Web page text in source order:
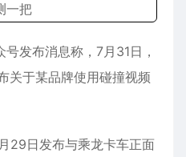
发布消息称，7月31日，
关于某品牌使用碰撞视频
29日发布与乘龙卡车正面